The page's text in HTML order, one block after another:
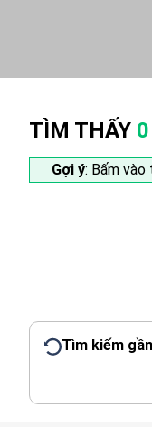
TÌM THẤY
Gợi ý: Bấm vào
Tìm kiếm